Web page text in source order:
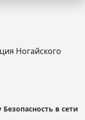
Ногайского
Безопасность в сети